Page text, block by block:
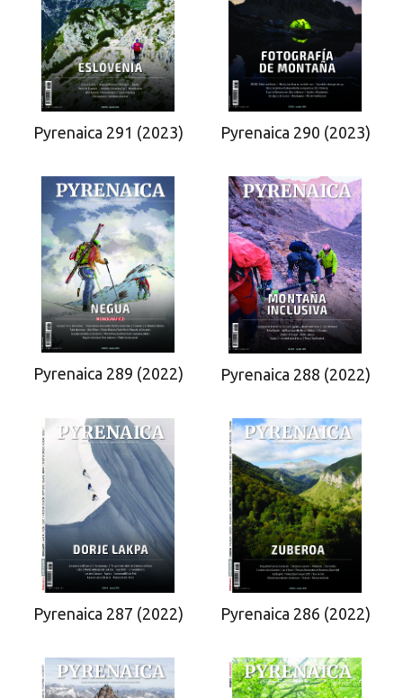
Pyrenaica 291 (2023) Pyrenaica 290 (2023)
Pyrenaica 289 (2022) Pyrenaica 288 (2022)
Pyrenaica 287 (2022) Pyrenaica 286 (2022)